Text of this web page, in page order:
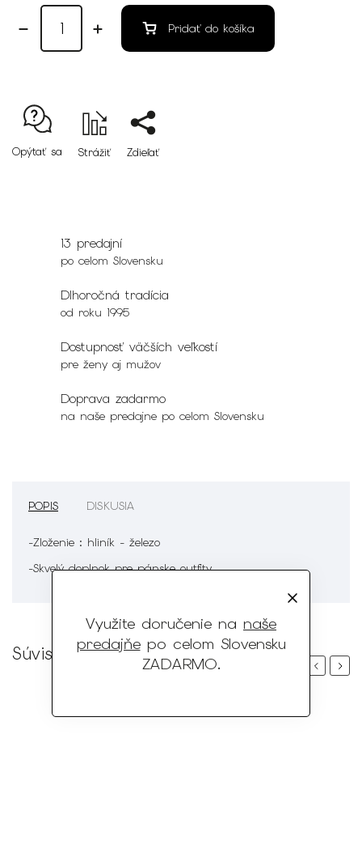
Využite doručenie na naše
predajňepo celom Slovensku
ZADARMO.
Pridať do košíka
Opýtať sa Strážiť Zdieľať
13 predajní
po celom Slovensku
Dlhoročná tradícia
od roku 1995
Dostupnosť väčších veľkostí
pre ženy aj mužov
Doprava zadarmo
na naše predajne po celom Slovensku
POPIS DISKUSIA
-Zloženie : hliník - železo
-Skvelý doplnok pre pánske outfity
Súvisiaci tovar
PreviousNext